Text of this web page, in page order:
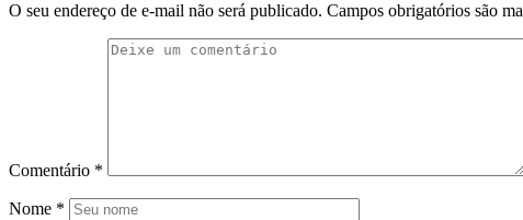
O seu endereço de e-mail não será publicado. Campos obrigatórios são
Comentário *
Nome *